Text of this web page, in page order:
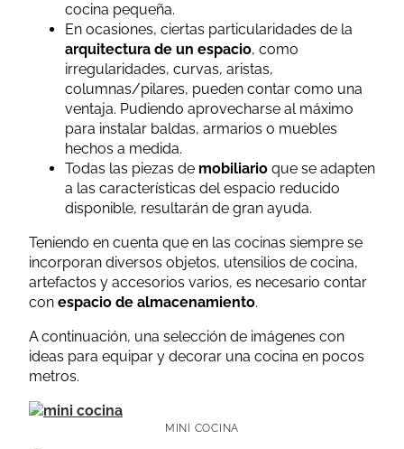
cocina pequeña.
En ocasiones, ciertas particularidades de la
arquitectura de un espacio, como
irregularidades, curvas, aristas,
columnas/pilares, pueden contar como una
ventaja. Pudiendo aprovecharse al máximo
para instalar baldas, armarios o muebles
hechos a medida.
Todas las piezas de mobiliario que se adapten
a las características del espacio reducido
disponible, resultarán de gran ayuda.
Teniendo en cuenta que en las cocinas siempre se
incorporan diversos objetos, utensilios de cocina,
artefactos y accesorios varios, es necesario contar
con espacio de almacenamiento.
A continuación, una selección de imágenes con
ideas para equipar y decorar una cocina en pocos
metros.
MINI COCINA